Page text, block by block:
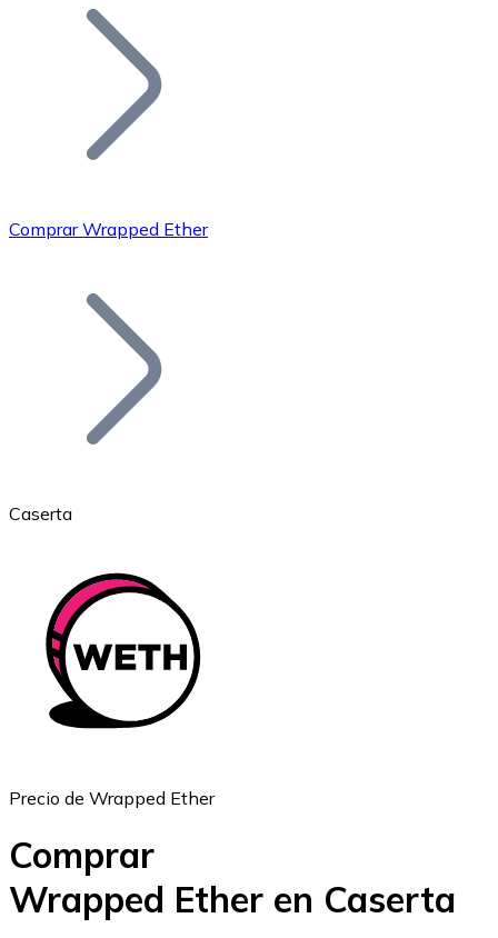
Añade tu proyecto a nuestro ecosistema.
Bitcoin
Ethereum
ETH
Comprar Wrapped Ether
Caserta
Precio de Wrapped Ether
Comprar
Wrapped Ether en Caserta